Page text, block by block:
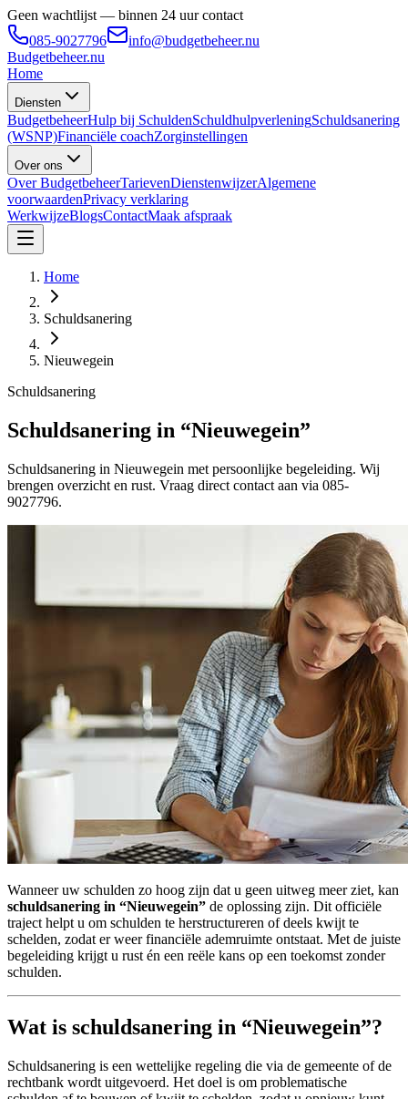
Geen wachtlijst — binnen 24 uur contact
085-9027796
info@budgetbeheer.nu
Budgetbeheer.nu
Home
Diensten
BudgetbeheerHulp bij SchuldenSchuldhulpverleningSchuldsanering
(WSNP)Financiële coachZorginstellingen
Over ons
Over BudgetbeheerTarievenDienstenwijzerAlgemene
voorwaardenPrivacy verklaring
WerkwijzeBlogsContactMaak afspraak
Home
Schuldsanering
Nieuwegein
Schuldsanering
Schuldsanering in “Nieuwegein”
Schuldsanering in Nieuwegein met persoonlijke begeleiding. Wij
brengen overzicht en rust. Vraag direct contact aan via 085-
9027796.
Wanneer uw schulden zo hoog zijn dat u geen uitweg meer ziet, kan
schuldsanering in “Nieuwegein” de oplossing zijn. Dit officiële
traject helpt u om schulden te herstructureren of deels kwijt te
schelden, zodat er weer financiële ademruimte ontstaat. Met de juiste
begeleiding krijgt u rust én een reële kans op een toekomst zonder
schulden.
Wat is schuldsanering in “Nieuwegein”?
Schuldsanering is een wettelijke regeling die via de gemeente of de
rechtbank wordt uitgevoerd. Het doel is om problematische